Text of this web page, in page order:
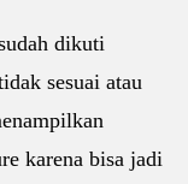
dikuti
sesuai atau
karena bisa jadi